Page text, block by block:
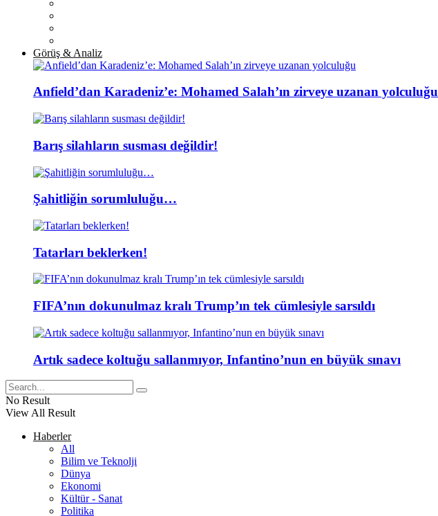
Görüş & Analiz
Anfield’dan Karadeniz’e: Mohamed Salah’ın zirveye uzanan yolculuğu
Barış silahların susması değildir!
Şahitliğin sorumluluğu…
Tatarları beklerken!
FIFA’nın dokunulmaz kralı Trump’ın tek cümlesiyle sarsıldı
Artık sadece koltuğu sallanmıyor, Infantino’nun en büyük sınavı
No Result
View All Result
Haberler
All
Bilim ve Teknolji
Dünya
Ekonomi
Kültür - Sanat
Politika